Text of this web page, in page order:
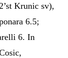
Krunic sv),
6.5;
6. In